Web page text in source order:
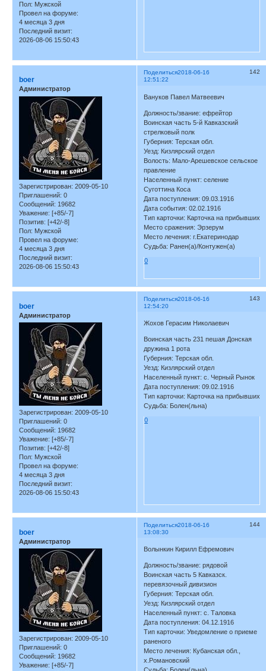
Пол: Мужской
Провел на форуме:
4 месяца 3 дня
Последний визит:
2026-08-06 15:50:43
Поделиться 142
2018-06-16
12:51:22
boer
Администратор
Зарегистрирован: 2009-05-10
Приглашений: 0
Сообщений: 19682
Уважение: [+85/-7]
Позитив: [+42/-8]
Пол: Мужской
Провел на форуме:
4 месяца 3 дня
Последний визит:
2026-08-06 15:50:43
Вануков Павел Матвеевич
Должность/звание: ефрейтор
Воинская часть 5-й Кавказский
стрелковый полк
Губерния: Терская обл.
Уезд: Кизлярский отдел
Волость: Мало-Арешевское сельское
правление
Населенный пункт: селение
Суготтина Коса
Дата поступления: 09.03.1916
Дата события: 02.02.1916
Тип карточки: Карточка на прибывших
Место сражения: Эрзерум
Место лечения: г.Екатеринодар
Судьба: Ранен(а)/Контужен(а)
0
Поделиться 143
2018-06-16
12:54:20
boer
Администратор
Зарегистрирован: 2009-05-10
Приглашений: 0
Сообщений: 19682
Уважение: [+85/-7]
Позитив: [+42/-8]
Пол: Мужской
Провел на форуме:
4 месяца 3 дня
Последний визит:
2026-08-06 15:50:43
Жохов Герасим Николаевич
Воинская часть 231 пешая Донская
дружина 1 рота
Губерния: Терская обл.
Уезд: Кизлярский отдел
Населенный пункт: с. Черный Рынок
Дата поступления: 09.02.1916
Тип карточки: Карточка на прибывших
Судьба: Болен(льна)
0
Поделиться 144
2018-06-16
13:08:30
boer
Администратор
Зарегистрирован: 2009-05-10
Приглашений: 0
Сообщений: 19682
Уважение: [+85/-7]
Волынкин Кирилл Ефремович
Должность/звание: рядовой
Воинская часть 5 Кавказск.
перевязочный дивизион
Губерния: Терская обл.
Уезд: Кизлярский отдел
Населенный пункт: с. Таловка
Дата поступления: 04.12.1916
Тип карточки: Уведомление о приеме
раненого
Место лечения: Кубанская обл.,
х.Романовский